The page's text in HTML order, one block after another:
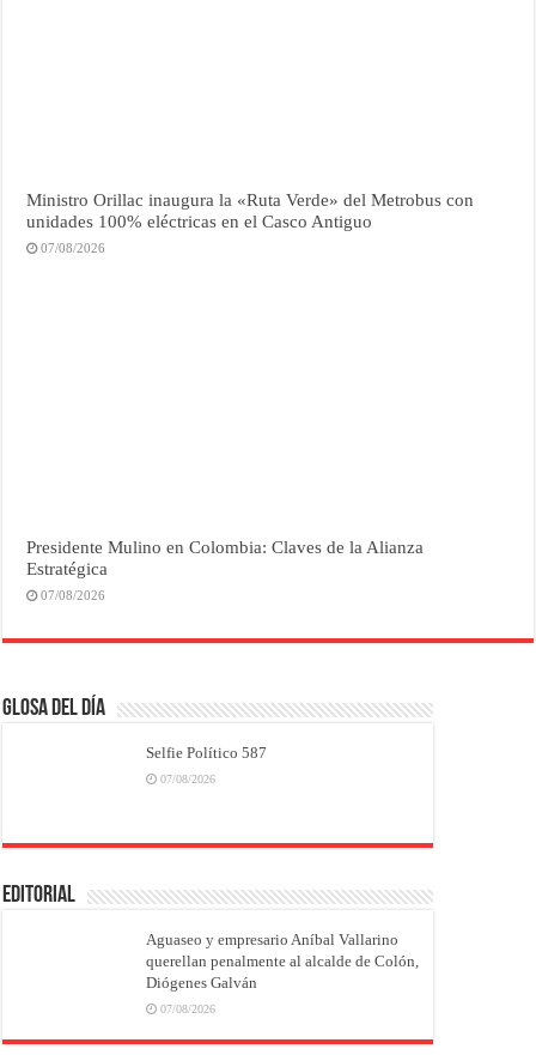
Ministro Orillac inaugura la «Ruta Verde» del Metrobus con
unidades 100% eléctricas en el Casco Antiguo
07/08/2026
Presidente Mulino en Colombia: Claves de la Alianza
Estratégica
07/08/2026
Glosa del Día
Selfie Político 587
07/08/2026
EDITORIAL
Aguaseo y empresario Aníbal Vallarino
querellan penalmente al alcalde de Colón,
Diógenes Galván
07/08/2026